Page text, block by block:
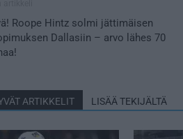
Roope Hintz solmi jättimäisen
Dallasiin – arvo lähes 70
ARTIKKELIT LISÄÄ TEKIJÄLTÄ